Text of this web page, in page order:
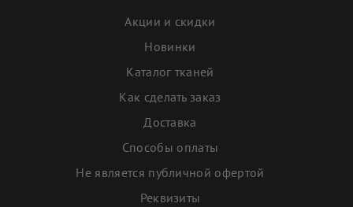
Акции и скидки
Новинки
Каталог тканей
Как сделать заказ
Доставка
Способы оплаты
Не является публичной офертой
Реквизиты